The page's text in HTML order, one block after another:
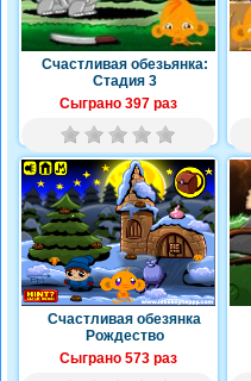
Счастливая обезьянка:
Стадия 3
Сыграно 397 раз
Счастливая обезянка
Рождество
Сыграно 573 раз